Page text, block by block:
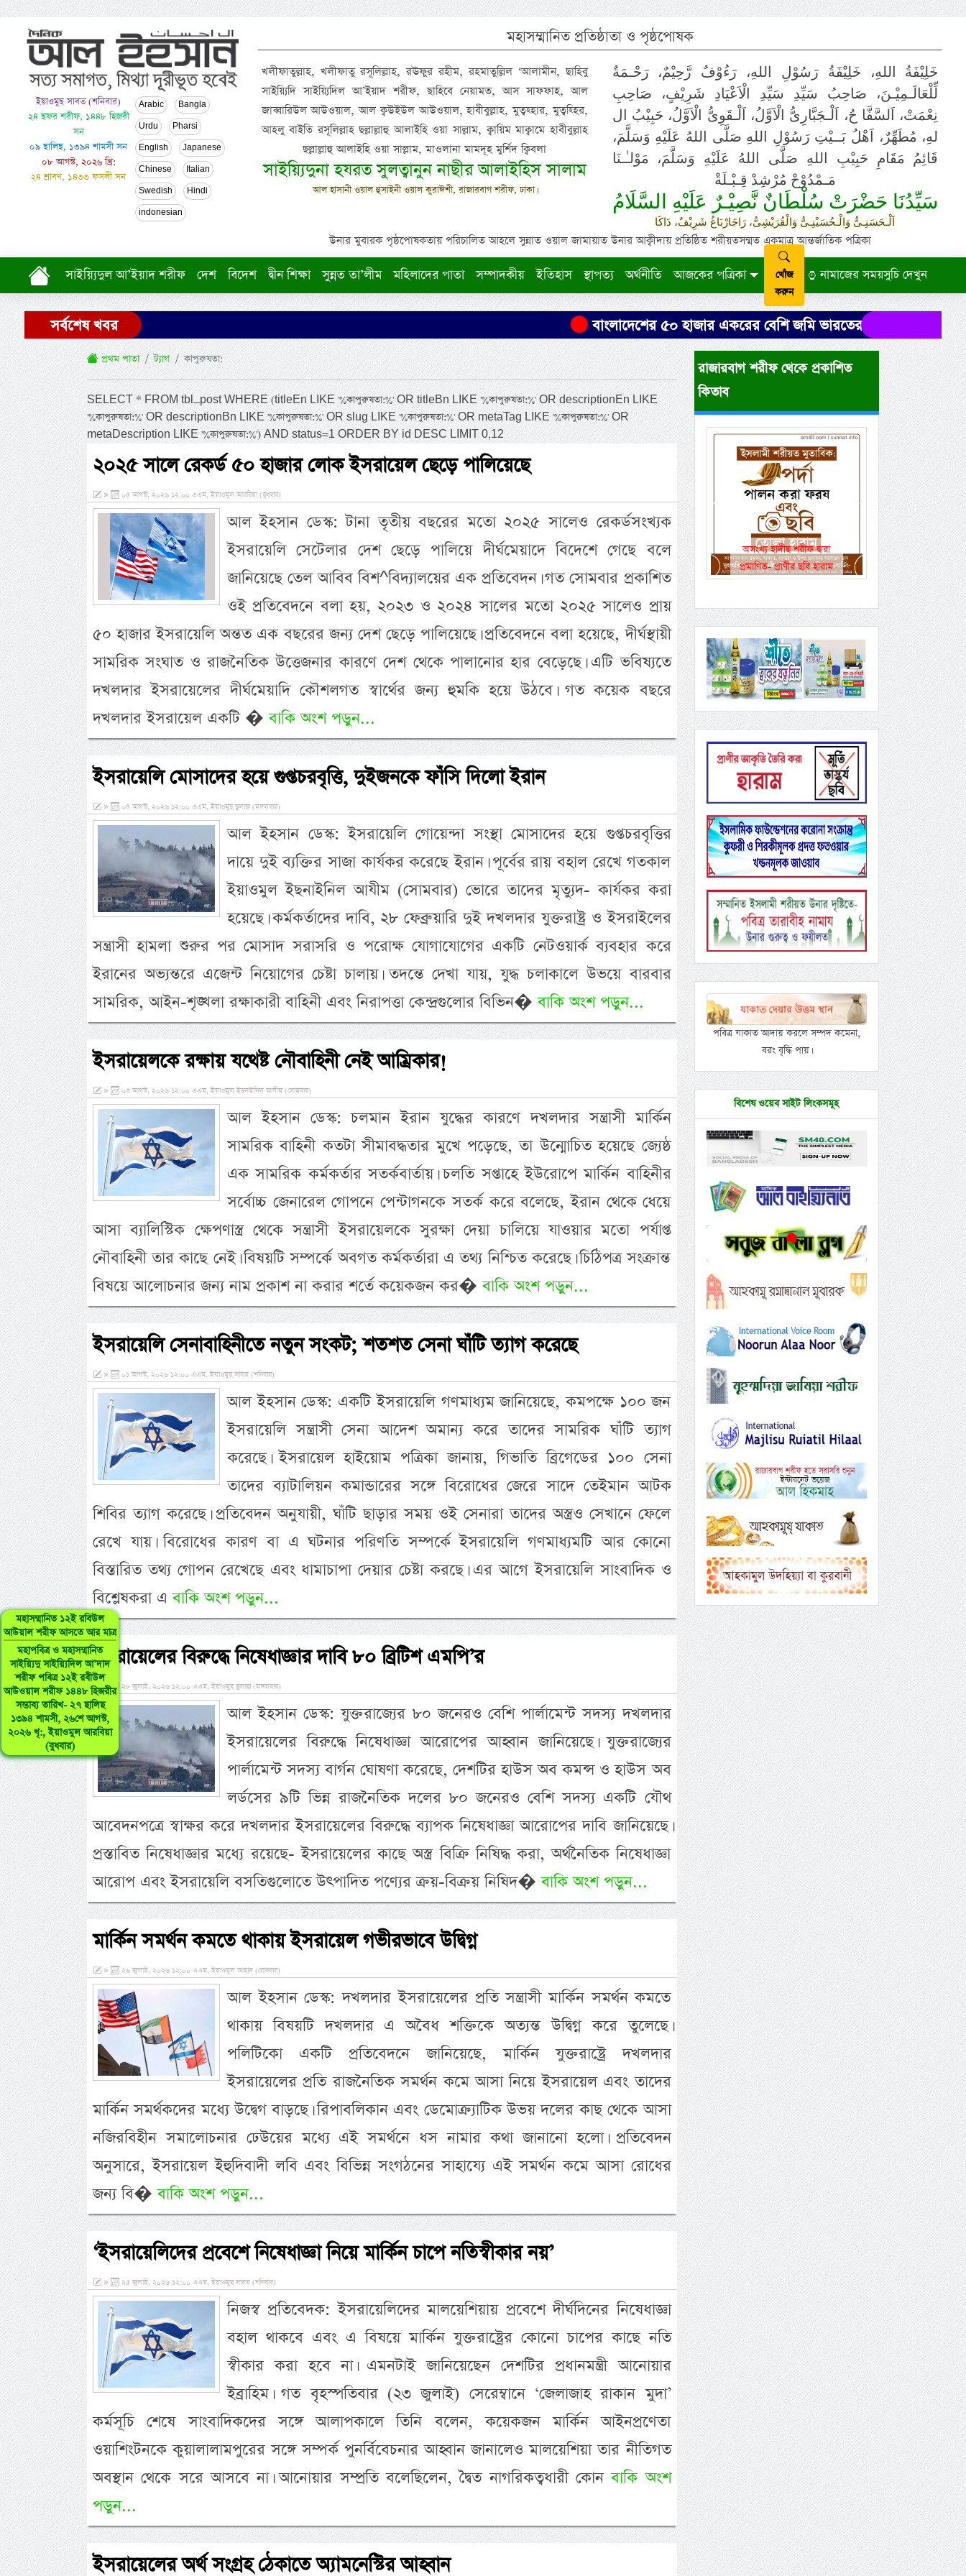
ইয়াওমুছ সাবত (শনিবার)
২৪ ছফর শরীফ, ১৪৪৮ হিজরী
সন
০৯ ছালিছ, ১৩৯৪ শামসী সন
০৮ আগস্ট, ২০২৬ খ্রি:
২৪ শ্রাবণ, ১৪৩৩ ফসলী সন
Arabic Bangla
Urdu Pharsi
English Japanese
Chinese Italian
Swedish Hindi
indonesian
মহাসম্মানিত প্রতিষ্ঠাতা ও পৃষ্ঠপোষক
খলীফাতুল্লাহ, খলীফাতু রসূলিল্লাহ, রঊফুর রহীম, রহমাতুল্লিল ‘আলামীন, ছাহিবু
সাইয়্যিদি সাইয়্যিদিল আ’ইয়াদ শরীফ, ছাহিবে নেয়ামত, আস সাফফাহ, আল
জাব্বারিউল আউওয়াল, আল ক্বউইউল আউওয়াল, হাবীবুল্লাহ, মুত্বহ্হার, মুত্বহ্হির,
আহলু বাইতি রসূলিল্লাহ ছল্লাল্লাহু আলাইহি ওয়া সাল্লাম, ক্বায়িম মাক্বামে হাবীবুল্লাহ
ছল্লাল্লাহু আলাইহি ওয়া সাল্লাম, মাওলানা মামদূহ মুর্শিদ ক্বিবলা
সাইয়্যিদুনা হযরত সুলত্বানুন নাছীর আলাইহিস সালাম
আল হাসানী ওয়াল হুসাইনী ওয়াল কুরাঈশী, রাজারবাগ শরীফ, ঢাকা।
خَلِيْفَةُ اللهِ، خَلِيْفَةُ رَسُوْلِ اللهِ، رَءُوْفٌ رَّحِيْمٌ، رَحْـمَةٌ
لِّلْعَالَـمِيْـنَ، صَاحِبُ سَيِّدِ سَيِّدِ الْاَعْيَادِ شَرِيْفٍ، صَاحِبِ
نِعْمَتْ، اَلسَّفَّا حُ، اَلْـجَبَّارِىُّ الْاَوَّلُ، اَلْـقَوِىُّ الْاَوَّلُ، حَبِيْبُ ال
لهِ، مُطَهِّرٌ، اَهْلُ بَــيْتِ رَسُوْلِ اللهِ صَلَّى اللهُ عَلَيْهِ وَسَلَّمَ،
قَائِمُ مَقَامِ حَبِيْبِ اللهِ صَلَّى اللهُ عَلَيْهِ وَسَلَّمَ، مَوْلـٰـنَا
مَـمْدُوْحْ مُرْشِدْ قِـبْـلَةْ
سَيِّدُنَا حَضْرَتْ سُلْطَانٌ نَّصِيْـرٌ عَلَيْهِ السَّلَامُ
اَلْـحَسَنِـىُّ وَالْـحُسَيْنِـىُّ وَالْقُرَيْشِىُّ، رَاجَارْبَاغُ شَرِيْفٌ، دَاكَا
উনার মুবারক পৃষ্ঠপোষকতায় পরিচালিত আহলে সুন্নাত ওয়াল জামায়াত উনার আক্বীদায় প্রতিষ্ঠিত শরীয়তসম্মত একমাত্র আন্তর্জাতিক পত্রিকা
সাইয়্যিদুল আ’ইয়াদ শরীফ দেশ বিদেশ দ্বীন শিক্ষা সুন্নত তা’লীম মহিলাদের পাতা সম্পাদকীয় ইতিহাস স্থাপত্য অর্থনীতি আজকের পত্রিকা
খোঁজ
করুন
নামাজের সময়সুচি দেখুন
সর্বশেষ খবর বাংলাদেশের ৫০ হাজার একরের বেশি জমি ভারতের দখলে। উদ্ধারে নেই সরকারের
মহাসম্মানিত ১২ই রবিউল
আউয়াল শরীফ আসতে আর মাত্র
মহাপবিত্র ও মহাসম্মানিত
সাইয়্যিদু সাইয়্যিদিল আ’দাদ
শরীফ পবিত্র ১২ই রবীউল
আউওয়াল শরীফ ১৪৪৮ হিজরীর
সম্ভাব্য তারিখ- ২৭ ছালিছ
১৩৯৪ শামসী, ২৬শে আগস্ট,
২০২৬ খৃ:, ইয়াওমুল আরবিয়া
(বুধবার)
প্রথম পাতা ট্যাগ কাপুরুষতা:
SELECT * FROM tbl_post WHERE (titleEn LIKE '%কাপুরুষতা:%' OR titleBn LIKE '%কাপুরুষতা:%' OR descriptionEn LIKE
'%কাপুরুষতা:%' OR descriptionBn LIKE '%কাপুরুষতা:%' OR slug LIKE '%কাপুরুষতা:%' OR metaTag LIKE '%কাপুরুষতা:%' OR
metaDescription LIKE '%কাপুরুষতা:%') AND status=1 ORDER BY id DESC LIMIT 0,12
২০২৫ সালে রেকর্ড ৫০ হাজার লোক ইসরায়েল ছেড়ে পালিয়েছে
» ০৫ আগস্ট, ২০২৬ ১২:০০ এএম, ইয়াওমুল আরবিয়া (বুধবার)
আল ইহসান ডেস্ক: টানা তৃতীয় বছরের মতো ২০২৫ সালেও রেকর্ডসংখ্যক
ইসরায়েলি সেটেলার দেশ ছেড়ে পালিয়ে দীর্ঘমেয়াদে বিদেশে গেছে বলে
জানিয়েছে তেল আবিব বিশ^বিদ্যালয়ের এক প্রতিবেদন। গত সোমবার প্রকাশিত
ওই প্রতিবেদনে বলা হয়, ২০২৩ ও ২০২৪ সালের মতো ২০২৫ সালেও প্রায়
৫০ হাজার ইসরায়েলি অন্তত এক বছরের জন্য দেশ ছেড়ে পালিয়েছে। প্রতিবেদনে বলা হয়েছে, দীর্ঘস্থায়ী
সামরিক সংঘাত ও রাজনৈতিক উত্তেজনার কারণে দেশ থেকে পালানোর হার বেড়েছে। এটি ভবিষ্যতে
দখলদার ইসরায়েলের দীর্ঘমেয়াদি কৌশলগত স্বার্থের জন্য হুমকি হয়ে উঠবে। গত কয়েক বছরে
দখলদার ইসরায়েল একটি �বাকি অংশ পড়ুন...
ইসরায়েলি মোসাদের হয়ে গুপ্তচরবৃত্তি, দুইজনকে ফাঁসি দিলো ইরান
» ০৪ আগস্ট, ২০২৬ ১২:০০ এএম, ইয়াওমুছ ছুলাছা (মঙ্গলবার)
আল ইহসান ডেস্ক: ইসরায়েলি গোয়েন্দা সংস্থা মোসাদের হয়ে গুপ্তচরবৃত্তির
দায়ে দুই ব্যক্তির সাজা কার্যকর করেছে ইরান। পূর্বের রায় বহাল রেখে গতকাল
ইয়াওমুল ইছনাইনিল আযীম (সোমবার) ভোরে তাদের মৃত্যুদ- কার্যকর করা
হয়েছে। কর্মকর্তাদের দাবি, ২৮ ফেব্রুয়ারি দুই দখলদার যুক্তরাষ্ট্র ও ইসরাইলের
সন্ত্রাসী হামলা শুরুর পর মোসাদ সরাসরি ও পরোক্ষ যোগাযোগের একটি নেটওয়ার্ক ব্যবহার করে
ইরানের অভ্যন্তরে এজেন্ট নিয়োগের চেষ্টা চালায়। তদন্তে দেখা যায়, যুদ্ধ চলাকালে উভয়ে বারবার
সামরিক, আইন-শৃঙ্খলা রক্ষাকারী বাহিনী এবং নিরাপত্তা কেন্দ্রগুলোর বিভিন�বাকি অংশ পড়ুন...
ইসরায়েলকে রক্ষায় যথেষ্ট নৌবাহিনী নেই আম্রিকার!
» ০৩ আগস্ট, ২০২৬ ১২:০০ এএম, ইয়াওমুল ইছনাইনিল আযীম (সোমবার)
আল ইহসান ডেস্ক: চলমান ইরান যুদ্ধের কারণে দখলদার সন্ত্রাসী মার্কিন
সামরিক বাহিনী কতটা সীমাবদ্ধতার মুখে পড়েছে, তা উন্মোচিত হয়েছে জ্যেষ্ঠ
এক সামরিক কর্মকর্তার সতর্কবার্তায়। চলতি সপ্তাহে ইউরোপে মার্কিন বাহিনীর
সর্বোচ্চ জেনারেল গোপনে পেন্টাগনকে সতর্ক করে বলেছে, ইরান থেকে ধেয়ে
আসা ব্যালিস্টিক ক্ষেপণাস্ত্র থেকে সন্ত্রাসী ইসরায়েলকে সুরক্ষা দেয়া চালিয়ে যাওয়ার মতো পর্যাপ্ত
নৌবাহিনী তার কাছে নেই। বিষয়টি সম্পর্কে অবগত কর্মকর্তারা এ তথ্য নিশ্চিত করেছে। চিঠিপত্র সংক্রান্ত
বিষয়ে আলোচনার জন্য নাম প্রকাশ না করার শর্তে কয়েকজন কর�বাকি অংশ পড়ুন...
ইসরায়েলি সেনাবাহিনীতে নতুন সংকট; শতশত সেনা ঘাঁটি ত্যাগ করেছে
» ০১ আগস্ট, ২০২৬ ১২:০০ এএম, ইয়াওমুছ সাবত (শনিবার)
আল ইহসান ডেস্ক: একটি ইসরায়েলি গণমাধ্যম জানিয়েছে, কমপক্ষে ১০০ জন
ইসরায়েলি সন্ত্রাসী সেনা আদেশ অমান্য করে তাদের সামরিক ঘাঁটি ত্যাগ
করেছে। ইসরায়েল হাইয়োম পত্রিকা জানায়, গিভাতি ব্রিগেডের ১০০ সেনা
তাদের ব্যাটালিয়ন কমান্ডারের সঙ্গে বিরোধের জেরে সাদে তেইমান আটক
শিবির ত্যাগ করেছে। প্রতিবেদন অনুযায়ী, ঘাঁটি ছাড়ার সময় ওই সেনারা তাদের অস্ত্রও সেখানে ফেলে
রেখে যায়। বিরোধের কারণ বা এ ঘটনার পরিণতি সম্পর্কে ইসরায়েলি গণমাধ্যমটি আর কোনো
বিস্তারিত তথ্য গোপন রেখেছে এবং ধামাচাপা দেয়ার চেষ্টা করছে। এর আগে ইসরায়েলি সাংবাদিক ও
বিশ্লেষকরা এবাকি অংশ পড়ুন...
ইসরায়েলের বিরুদ্ধে নিষেধাজ্ঞার দাবি ৮০ ব্রিটিশ এমপি’র
» ২৮ জুলাই, ২০২৬ ১২:০০ এএম, ইয়াওমুছ ছুলাছা (মঙ্গলবার)
আল ইহসান ডেস্ক: যুক্তরাজ্যের ৮০ জনেরও বেশি পার্লামেন্ট সদস্য দখলদার
ইসরায়েলের বিরুদ্ধে নিষেধাজ্ঞা আরোপের আহ্বান জানিয়েছে। যুক্তরাজ্যের
পার্লামেন্ট সদস্য বার্গন ঘোষণা করেছে, দেশটির হাউস অব কমন্স ও হাউস অব
লর্ডসের ৯টি ভিন্ন রাজনৈতিক দলের ৮০ জনেরও বেশি সদস্য একটি যৌথ
আবেদনপত্রে স্বাক্ষর করে দখলদার ইসরায়েলের বিরুদ্ধে ব্যাপক নিষেধাজ্ঞা আরোপের দাবি জানিয়েছে।
প্রস্তাবিত নিষেধাজ্ঞার মধ্যে রয়েছে- ইসরায়েলের কাছে অস্ত্র বিক্রি নিষিদ্ধ করা, অর্থনৈতিক নিষেধাজ্ঞা
আরোপ এবং ইসরায়েলি বসতিগুলোতে উৎপাদিত পণ্যের ক্রয়-বিক্রয় নিষিদ�বাকি অংশ পড়ুন...
মার্কিন সমর্থন কমতে থাকায় ইসরায়েল গভীরভাবে উদ্বিগ্ন
» ২৬ জুলাই, ২০২৬ ১২:০০ এএম, ইয়াওমুল আহাদ (রোববার)
আল ইহসান ডেস্ক: দখলদার ইসরায়েলের প্রতি সন্ত্রাসী মার্কিন সমর্থন কমতে
থাকায় বিষয়টি দখলদার এ অবৈধ শক্তিকে অত্যন্ত উদ্বিগ্ন করে তুলেছে।
পলিটিকো একটি প্রতিবেদনে জানিয়েছে, মার্কিন যুক্তরাষ্ট্রে দখলদার
ইসরায়েলের প্রতি রাজনৈতিক সমর্থন কমে আসা নিয়ে ইসরায়েল এবং তাদের
মার্কিন সমর্থকদের মধ্যে উদ্বেগ বাড়ছে। রিপাবলিকান এবং ডেমোক্র্যাটিক উভয় দলের কাছ থেকে আসা
নজিরবিহীন সমালোচনার ঢেউয়ের মধ্যে এই সমর্থনে ধস নামার কথা জানানো হলো। প্রতিবেদন
অনুসারে, ইসরায়েল ইহুদিবাদী লবি এবং বিভিন্ন সংগঠনের সাহায্যে এই সমর্থন কমে আসা রোধের
জন্য বি�বাকি অংশ পড়ুন...
‘ইসরায়েলিদের প্রবেশে নিষেধাজ্ঞা নিয়ে মার্কিন চাপে নতিস্বীকার নয়’
» ২৫ জুলাই, ২০২৬ ১২:০০ এএম, ইয়াওমুছ সাবত (শনিবার)
নিজস্ব প্রতিবেদক: ইসরায়েলিদের মালয়েশিয়ায় প্রবেশে দীর্ঘদিনের নিষেধাজ্ঞা
বহাল থাকবে এবং এ বিষয়ে মার্কিন যুক্তরাষ্ট্রের কোনো চাপের কাছে নতি
স্বীকার করা হবে না। এমনটাই জানিয়েছেন দেশটির প্রধানমন্ত্রী আনোয়ার
ইব্রাহিম। গত বৃহস্পতিবার (২৩ জুলাই) সেরেম্বানে ‘জেলাজাহ রাকান মুদা’
কর্মসূচি শেষে সাংবাদিকদের সঙ্গে আলাপকালে তিনি বলেন, কয়েকজন মার্কিন আইনপ্রণেতা
ওয়াশিংটনকে কুয়ালালামপুরের সঙ্গে সম্পর্ক পুনর্বিবেচনার আহ্বান জানালেও মালয়েশিয়া তার নীতিগত
অবস্থান থেকে সরে আসবে না। আনোয়ার সম্প্রতি বলেছিলেন, দ্বৈত নাগরিকত্বধারী কোনবাকি অংশ
পড়ুন...
ইসরায়েলের অর্থ সংগ্রহ ঠেকাতে অ্যামনেস্টির আহ্বান
রাজারবাগ শরীফ থেকে প্রকাশিত
কিতাব
একই রানওয়েতে সামরিক-
বেসামরিক ফ্লাইট!
পবিত্র যাকাত আদায় করলে সম্পদ কমেনা,
বরং বৃদ্ধি পায়।
বিশেষ ওয়েব সাইট লিংকসমূহ